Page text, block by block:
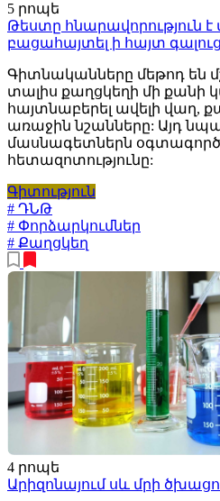
5 րոպե
Թեստը հնարավորություն է
բացահայտել ի հայտ
Գիտնականները մեթոդ են
տալիս քաղցկեղի մի քանի
հայտնաբերել ավելի վաղ,
առաջին նշանները: Այդ
մասնագետներն
հետազոտությունը:
Գիտություն
# ԴՆԹ
# Փորձարկումներ
# Քաղցկեղ
4 րոպե
Արիզոնայում սև մրի